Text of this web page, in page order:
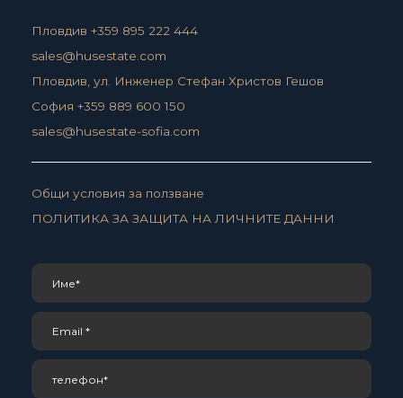
Пловдив +359 895 222 444
sales@husestate.com
Пловдив, ул. Инженер Стефан Христов Гешов
София +359 889 600 150
sales@husestate-sofia.com
Общи условия за ползване
ПОЛИТИКА ЗА ЗАЩИТА НА ЛИЧНИТЕ ДАННИ